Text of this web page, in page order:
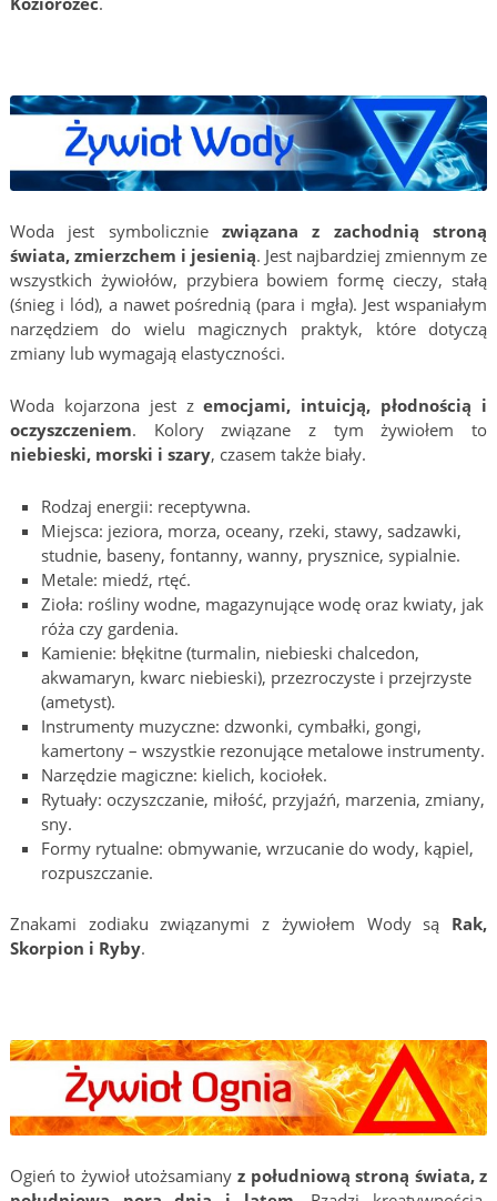
Woda jest symbolicznie związana z zachodnią stroną
świata, zmierzchem i jesienią. Jest najbardziej zmiennym ze
wszystkich żywiołów, przybiera bowiem formę cieczy, stałą
(śnieg i lód), a nawet pośrednią (para i mgła). Jest wspaniałym
narzędziem do wielu magicznych praktyk, które dotyczą
zmiany lub wymagają elastyczności.
Woda kojarzona jest zemocjami, intuicją, płodnością i
oczyszczeniem. Kolory związane z tym żywiołem to
niebieski, morski i szary, czasem także biały.
Rodzaj energii: receptywna.
Miejsca: jeziora, morza, oceany, rzeki, stawy, sadzawki,
studnie, baseny, fontanny, wanny, prysznice, sypialnie.
Metale: miedź, rtęć.
Zioła: rośliny wodne, magazynujące wodę oraz kwiaty, jak
róża czy gardenia.
Kamienie: błękitne (turmalin, niebieski chalcedon,
akwamaryn, kwarc niebieski), przezroczyste i przejrzyste
(ametyst).
Instrumenty muzyczne: dzwonki, cymbałki, gongi,
kamertony – wszystkie rezonujące metalowe instrumenty.
Narzędzie magiczne: kielich, kociołek.
Rytuały: oczyszczanie, miłość, przyjaźń, marzenia, zmiany,
sny.
Formy rytualne: obmywanie, wrzucanie do wody, kąpiel,
rozpuszczanie.
Znakami zodiaku związanymi z żywiołem Wody są Rak,
Skorpion i Ryby.
Ogień to żywioł utożsamiany z południową stroną świata, z